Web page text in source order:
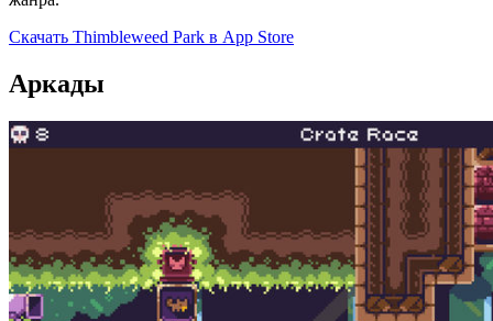
Скачать Thimbleweed Park в App Store
Аркады